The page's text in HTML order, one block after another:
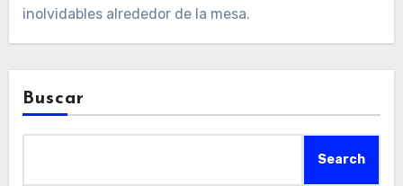
inolvidables alrededor de la mesa.
Buscar
Search